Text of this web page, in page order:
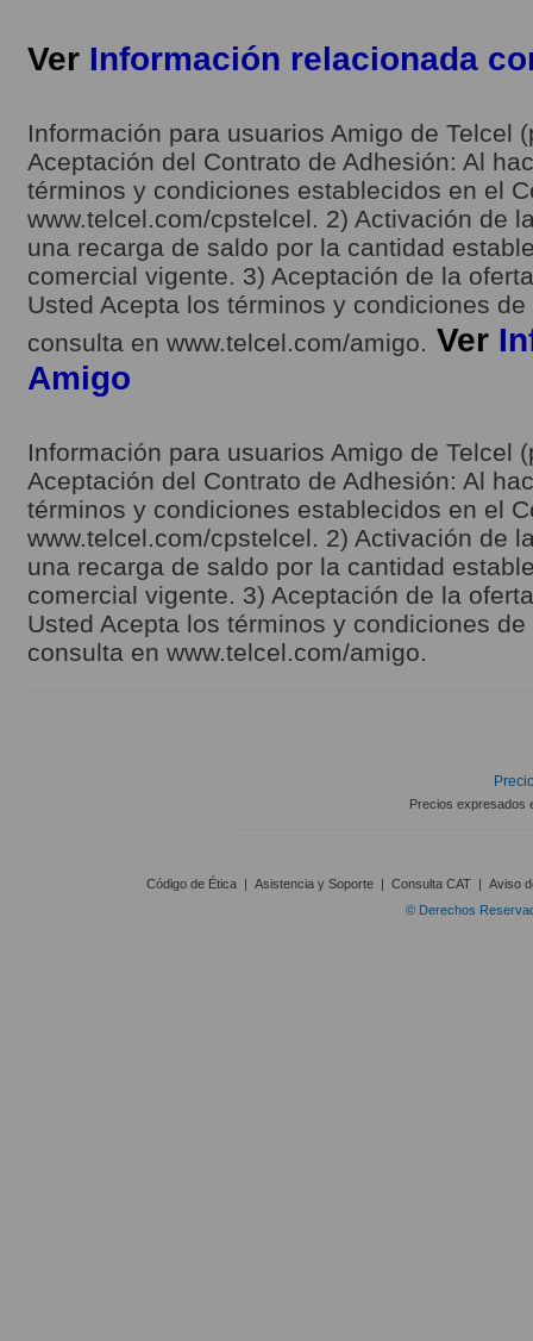
Ver Información relacionada
Información para usuarios Amigo de Telcel
Aceptación del Contrato de Adhesión: Al
términos y condiciones establecidos en el
www.telcel.com/cpstelcel. 2) Activación de
una recarga de saldo por la cantidad
comercial vigente. 3) Aceptación de la
Usted Acepta los términos y condiciones
consulta en www.telcel.com/amigo. Ver
Amigo
Información para usuarios Amigo de Telcel
Aceptación del Contrato de Adhesión: Al
términos y condiciones establecidos en el
www.telcel.com/cpstelcel. 2) Activación de
una recarga de saldo por la cantidad
comercial vigente. 3) Aceptación de la
Usted Acepta los términos y condiciones
consulta en www.telcel.com/amigo.
Precios expresados
Código de Ética | Asistencia y Soporte | Consulta CAT | Aviso
© Derechos